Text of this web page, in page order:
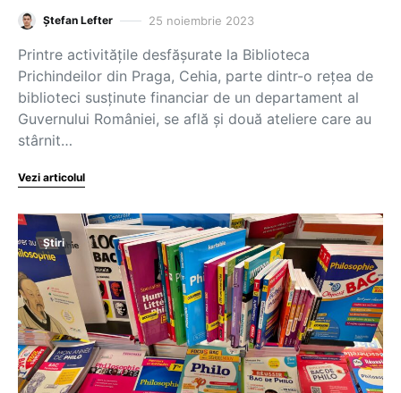
Ștefan Lefter 25 noiembrie 2023
Printre activitățile desfășurate la Biblioteca
Prichindeilor din Praga, Cehia, parte dintr-o rețea de
biblioteci susținute financiar de un departament al
Guvernului României, se află și două ateliere care au
stârnit…
Vezi articolul
Știri